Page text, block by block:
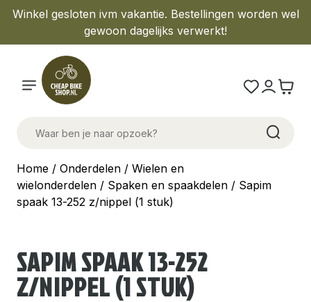
Winkel gesloten ivm vakantie. Bestellingen worden wel
gewoon dagelijks verwerkt!
Home / Onderdelen / Wielen en
wielonderdelen / Spaken en spaakdelen / Sapim
spaak 13-252 z/nippel (1 stuk)
SAPIM SPAAK 13-252
Z/NIPPEL (1 STUK)